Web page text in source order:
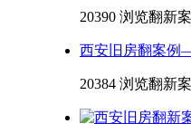
20390 浏览翻新
西安旧房翻案
20384 浏览翻新